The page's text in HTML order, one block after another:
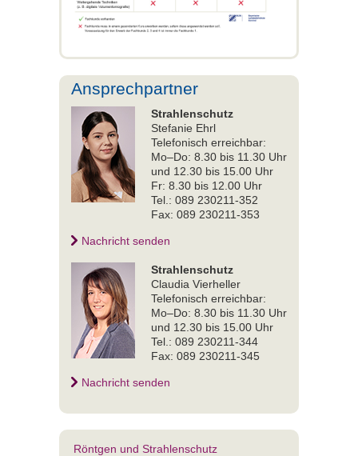
Ansprechpartner
Strahlenschutz
Stefanie Ehrl
Telefonisch erreichbar:
Mo–Do: 8.30 bis 11.30 Uhr
und 12.30 bis 15.00 Uhr
Fr: 8.30 bis 12.00 Uhr
Tel.: 089 230211-352
Fax: 089 230211-353
Nachricht senden
Strahlenschutz
Claudia Vierheller
Telefonisch erreichbar:
Mo–Do: 8.30 bis 11.30 Uhr
und 12.30 bis 15.00 Uhr
Tel.: 089 230211-344
Fax: 089 230211-345
Nachricht senden
Röntgen und Strahlenschutz